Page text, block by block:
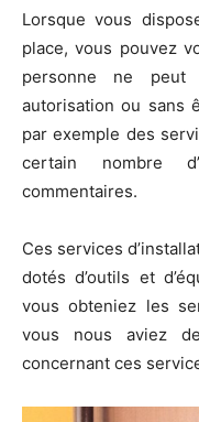
Lorsque vous
place, vous pouvez
personne ne
autorisation ou sans
par exemple des
certain nombre
commentaires.
Ces services
dotés d’outils et
vous obteniez les
vous nous aviez
concernant ces